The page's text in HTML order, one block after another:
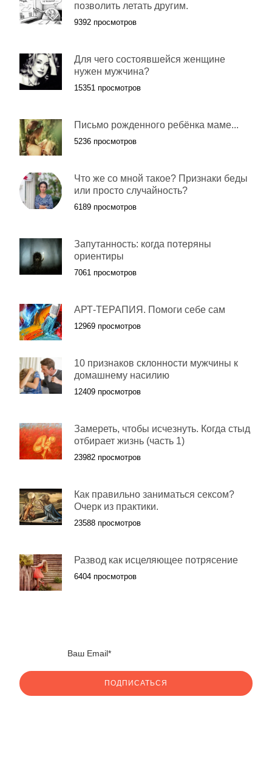
позволить летать другим.
9392 просмотров
Для чего состоявшейся женщине
нужен мужчина?
15351 просмотров
Письмо рожденного ребёнка маме...
5236 просмотров
Что же со мной такое? Признаки беды
или просто случайность?
6189 просмотров
Запутанность: когда потеряны
ориентиры
7061 просмотров
АРТ-ТЕРАПИЯ. Помоги себе сам
12969 просмотров
10 признаков склонности мужчины к
домашнему насилию
12409 просмотров
Замереть, чтобы исчезнуть. Когда стыд
отбирает жизнь (часть 1)
23982 просмотров
Как правильно заниматься сексом?
Очерк из практики.
23588 просмотров
Развод как исцеляющее потрясение
6404 просмотров
ПОДПИСАТЬСЯ